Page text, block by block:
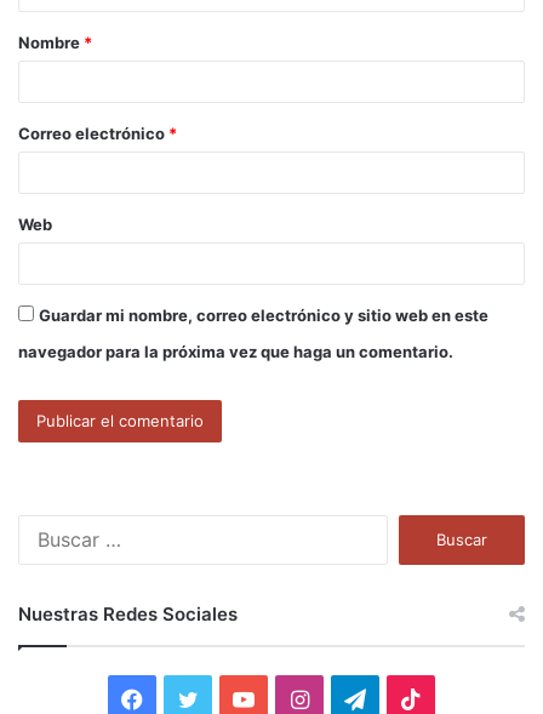
a
r
*
Nombre *
Correo electrónico *
Web
Guardar mi nombre, correo electrónico y sitio web en este
navegador para la próxima vez que haga un comentario.
:
Nuestras Redes Sociales
I